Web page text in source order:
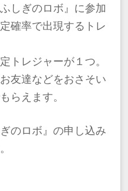
しぎのロボ』に参加
確率で出現するトレ
トレジャーが１つ。
友達などをおさそい
らえます。
のロボ』の申し込み